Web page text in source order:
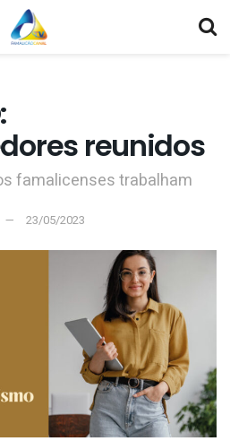
reunidos
famalicenses trabalham
23/05/2023